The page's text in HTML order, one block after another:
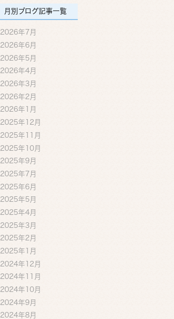
月別ブログ記事一覧
2026年7月
2026年6月
2026年5月
2026年4月
2026年3月
2026年2月
2026年1月
2025年12月
2025年11月
2025年10月
2025年9月
2025年7月
2025年6月
2025年5月
2025年4月
2025年3月
2025年2月
2025年1月
2024年12月
2024年11月
2024年10月
2024年9月
2024年8月